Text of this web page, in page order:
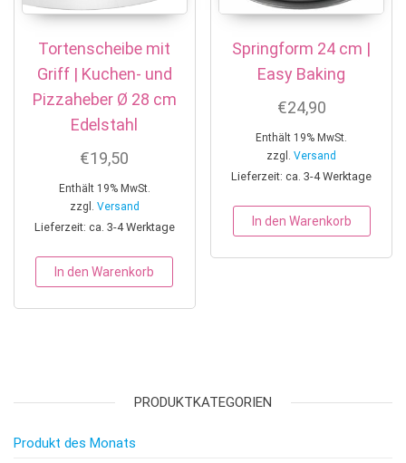
Tortenscheibe mit
Griff | Kuchen- und
Pizzaheber Ø 28 cm
Edelstahl
€19,50
Enthält 19% MwSt.
zzgl. Versand
Lieferzeit: ca. 3-4 Werktage
In den Warenkorb
Springform 24 cm |
Easy Baking
€24,90
Enthält 19% MwSt.
zzgl.Versand
Lieferzeit: ca. 3-4 Werktage
In den Warenkorb
PRODUKTKATEGORIEN
Produkt des Monats